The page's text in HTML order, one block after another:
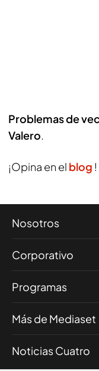
Problemas de
Valero.
¡Opina en el blog !
Nosotros
Corporativo
Programas
Más de Mediaset
Noticias Cuatro